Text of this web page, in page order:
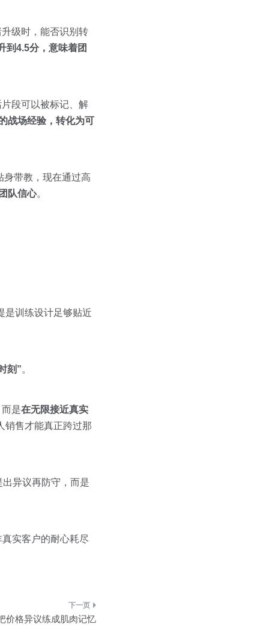
级时，能否识别转
到4.5分，意味着团
段可以被标记、解
战场经验，转化为可
身带教，现在通过高
队信心。
是训练设计足够贴近
刻”。
是在无限接近真实
销售才能真正跨过那
异议再防守，而是
实客户的耐心耗尽
价格异议练成肌肉记忆